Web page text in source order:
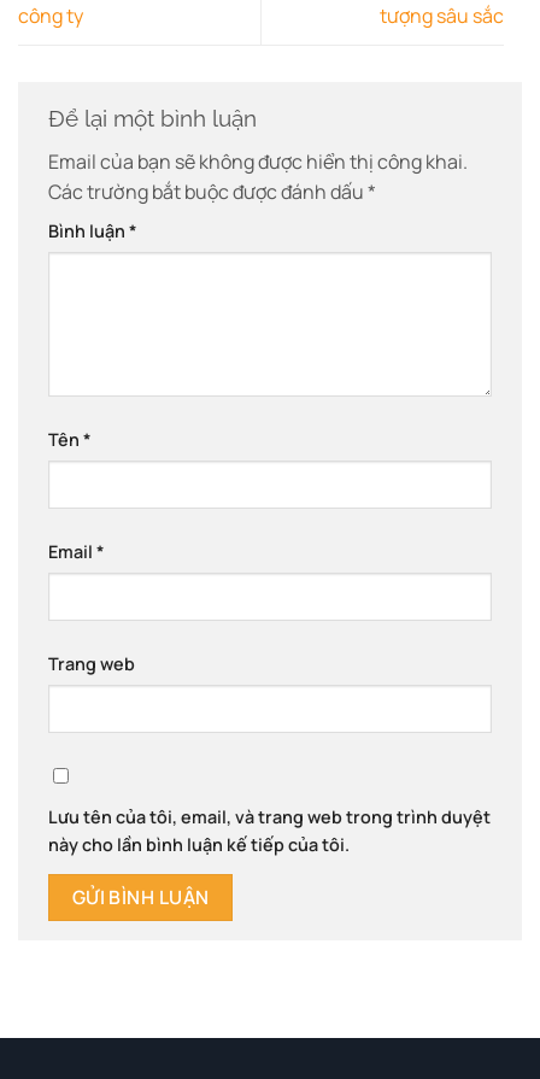
công ty
tượng sâu sắc
Để lại một bình luận
Email của bạn sẽ không được hiển thị công khai.
Các trường bắt buộc được đánh dấu*
Bình luận *
Tên *
Email *
Trang web
Lưu tên của tôi, email, và trang web trong trình duyệt
này cho lần bình luận kế tiếp của tôi.